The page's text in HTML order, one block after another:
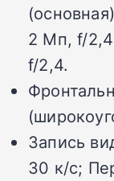
2 Мп, f/
f/2,4.
Запись
30 к/с;